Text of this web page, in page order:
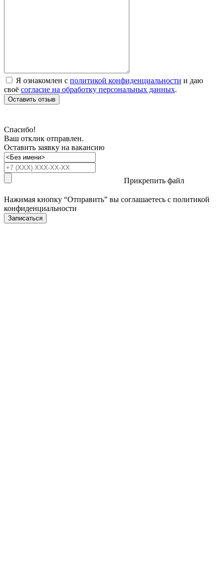
Я ознакомлен с политикой конфиденциальности и даю
своё согласие на обработку персональных данных.
Оставить отзыв
Спасибо!
Ваш отклик отправлен.
Оставить заявку на вакансию
Прикрепить файл
Нажимая кнопку “Отправить” вы соглашаетесь с политикой
конфиденциальности
Записаться